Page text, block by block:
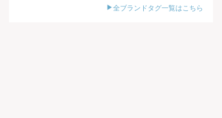
全ブランドタグ一覧はこちら